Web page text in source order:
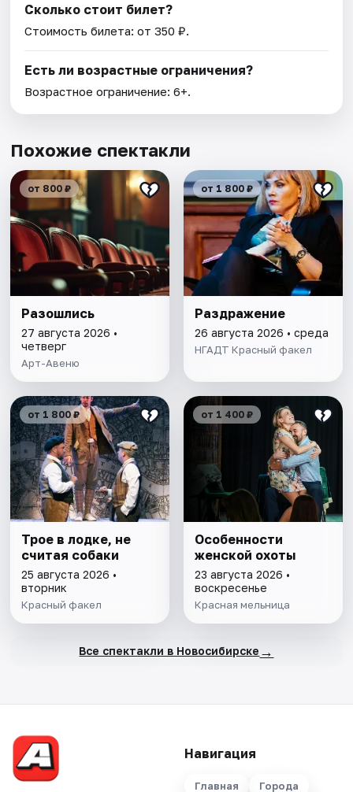
Сколько стоит билет?
Стоимость билета: от 350 ₽.
Есть ли возрастные ограничения?
Возрастное ограничение: 6+.
Похожие спектакли
от 800 ₽
Разошлись
27 августа 2026 •
четверг
Арт-Авеню
от 1 800 ₽
Раздражение
26 августа 2026 • среда
НГАДТ Красный факел
от 1 800 ₽
Трое в лодке, не
считая собаки
25 августа 2026 •
вторник
Красный факел
от 1 400 ₽
Особенности
женской охоты
23 августа 2026 •
воскресенье
Красная мельница
Все спектакли в Новосибирске →
Навигация
Главная Города